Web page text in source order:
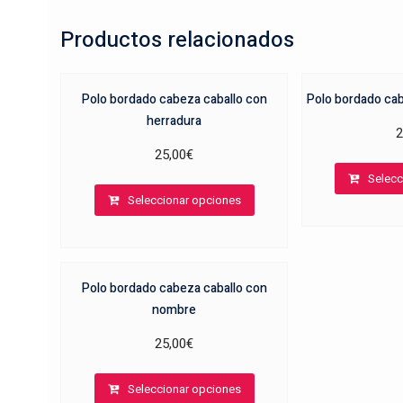
Productos relacionados
Polo bordado cabeza caballo con
herradura
25,00€
Seleccionar opciones
Este
Las
elegir
Polo bordado
Polo bordado cabeza caballo con
nombre
25,00€
Seleccionar opciones
Este